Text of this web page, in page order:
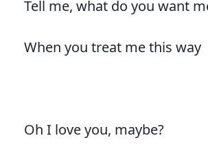
Tell me, what do you want
When you treat me this way
Oh I love you, maybe?